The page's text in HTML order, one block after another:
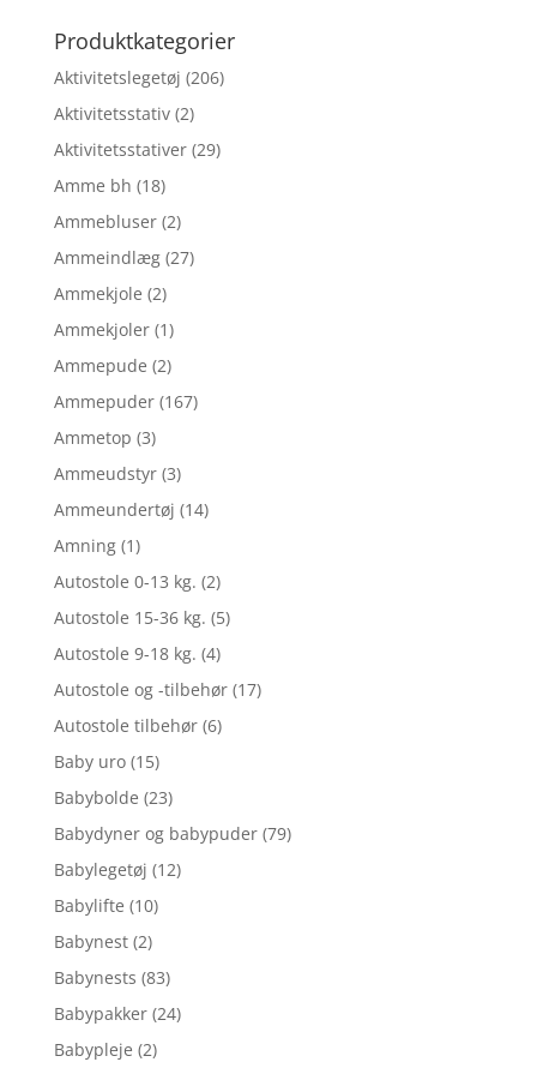
Produktkategorier
Aktivitetslegetøj (206)
Aktivitetsstativ (2)
Aktivitetsstativer (29)
Amme bh (18)
Ammebluser (2)
Ammeindlæg (27)
Ammekjole (2)
Ammekjoler (1)
Ammepude (2)
Ammepuder (167)
Ammetop (3)
Ammeudstyr (3)
Ammeundertøj (14)
Amning (1)
Autostole 0-13 kg. (2)
Autostole 15-36 kg. (5)
Autostole 9-18 kg. (4)
Autostole og -tilbehør (17)
Autostole tilbehør (6)
Baby uro (15)
Babybolde (23)
Babydyner og babypuder (79)
Babylegetøj (12)
Babylifte (10)
Babynest (2)
Babynests (83)
Babypakker (24)
Babypleje (2)